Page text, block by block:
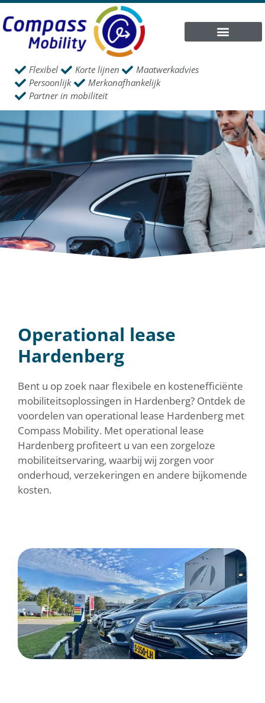
Flexibel Korte lijnen
Maatwerkadvies
Persoonlijk
Merkonafhankelijk
Partner in mobiliteit
Zekerheid en comfort voor een vast bedrag per
maand!
Neem contact met mij op!
Operational lease
Hardenberg
Bent u op zoek naar flexibele en kostenefficiënte
mobiliteitsoplossingen in Hardenberg? Ontdek de
voordelen van operational lease Hardenberg met
Compass Mobility. Met operational lease
Hardenberg profiteert u van een zorgeloze
mobiliteitservaring, waarbij wij zorgen voor
onderhoud, verzekeringen en andere bijkomende
kosten.